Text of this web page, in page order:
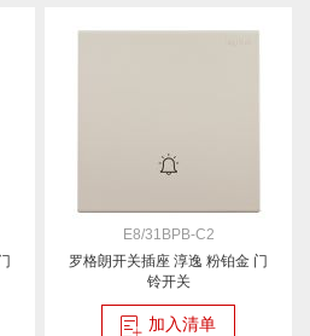
E8/31BPB-C2
罗格朗开关插座 淳逸 粉铂金 门
铃开关
加入清单